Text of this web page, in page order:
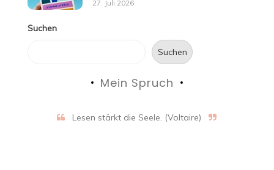
27. Juli 2026
Suchen
Suchen
Mein Spruch
Lesen stärkt die Seele. (Voltaire)